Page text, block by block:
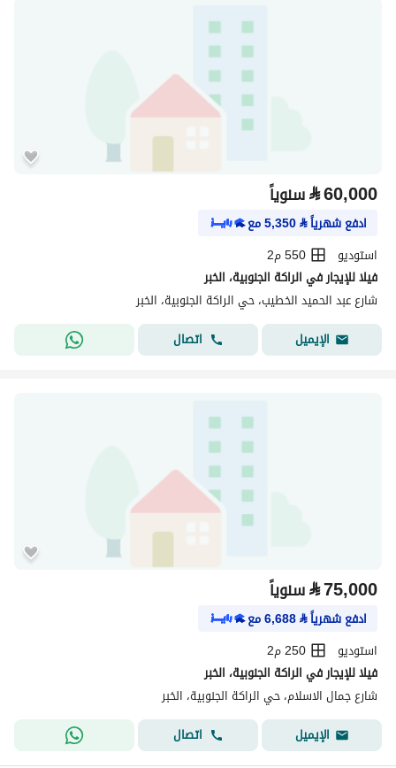
⃁60,000 سنوياً
ادفع شهرياً⃁
5,350مع
استوديو
550 م2
فيلا للإيجار في الراكة الجنوبية، الخبر
شارع عبد الحميد الخطيب، حي الراكة الجنوبية، الخبر
الإيميل
اتصال
⃁75,000 سنوياً
ادفع شهرياً⃁
6,688مع
استوديو
250 م2
فيلا للإيجار في الراكة الجنوبية، الخبر
شارع جمال الاسلام، حي الراكة الجنوبية، الخبر
الإيميل
اتصال